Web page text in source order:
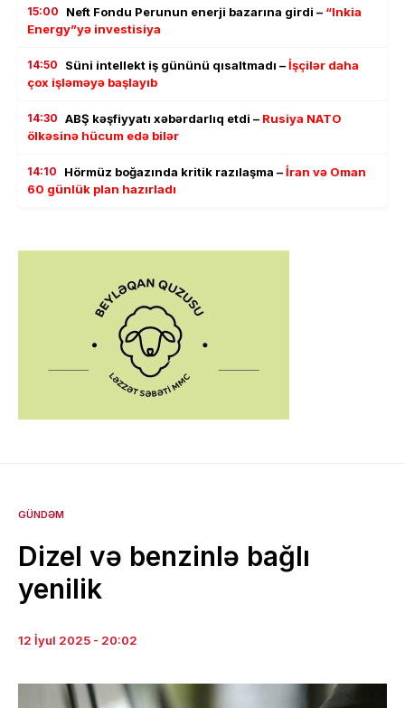
15:00 Neft Fondu Perunun enerji bazarına girdi – “Inkia
Energy”yə investisiya
14:50 Süni intellekt iş gününü qısaltmadı –İşçilər daha
çox işləməyə başlayıb
14:30 ABŞ kəşfiyyatı xəbərdarlıq etdi – Rusiya NATO
ölkəsinə hücum edə bilər
14:10 Hörmüz boğazında kritik razılaşma –İran və Oman
60 günlük plan hazırladı
GÜNDƏM
Dizel və benzinlə bağlı
yenilik
12 İyul 2025 - 20:02